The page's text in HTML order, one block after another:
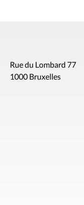
Rue du Lombard 77
1000 Bruxelles